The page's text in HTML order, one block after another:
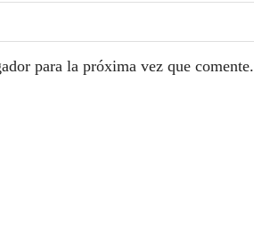
para la próxima vez que comente.